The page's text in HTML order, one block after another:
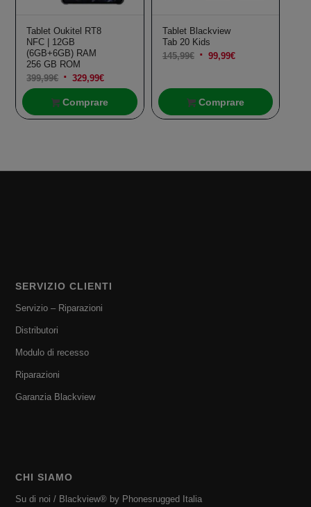
Tablet Oukitel RT8
NFC | 12GB
(6GB+6GB) RAM
256 GB ROM
399,99€ Il
originale
329,99€Il
prezzo
attuale
Comprare
Tablet Blackview
Tab 20 Kids
145,99€ Il
originale
era:
145,99€.
99,99€Il
attuale
è:
99,99€.
Comprare
SERVIZIO CLIENTI
Servizio – Riparazioni
Distributori
Modulo di recesso
Riparazioni
Garanzia Blackview
CHI SIAMO
Su di noi / Blackview® by Phonesrugged Italia